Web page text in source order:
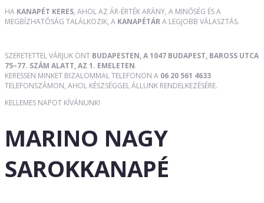
HA KANAPÉT KERES, AHOL AZ ÁR-ÉRTÉK ARÁNY, A MINŐSÉG ÉS A
MEGBÍZHATÓSÁG TALÁLKOZIK, A KANAPÉTÁRA LEGJOBB VÁLASZTÁS.
SZERETETTEL VÁRJUK ÖNT BUDAPESTEN, A 1047 BUDAPEST, BAROSS UTCA
75–77. SZÁM ALATT, AZ 1. EMELETEN.
KERESSEN MINKET BIZALOMMAL TELEFONON A 06 20 561 4633
TELEFONSZÁMON, AHOL KÉSZSÉGGEL ÁLLUNK RENDELKEZÉSÉRE.
KELLEMES NAPOT KÍVÁNUNK!
MARINO NAGY
SAROKKANAPÉ